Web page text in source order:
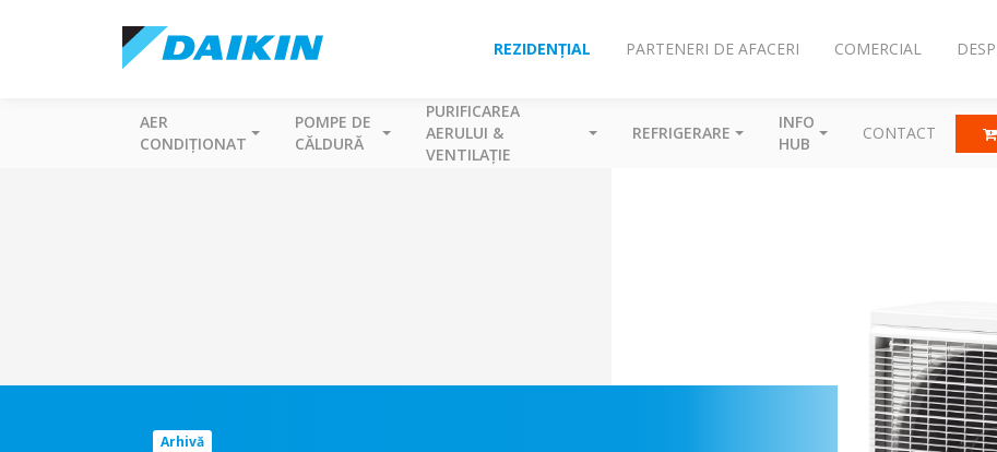
REZIDENȚIAL PARTENERI DE AFACERI COMERCIAL
AER
CONDIȚIONAT
POMPE DE
CĂLDURĂ
PURIFICAREA
AERULUI &
VENTILAȚIE
REFRIGERARE
INFO
HUB
CONTACT
Arhivă